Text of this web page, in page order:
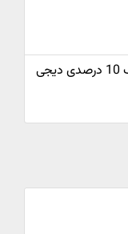
کد تخفیف 10 درصدی دیجی